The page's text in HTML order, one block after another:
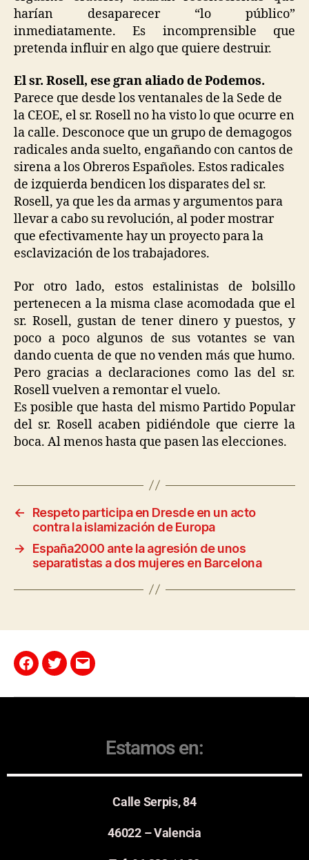
harían desaparecer “lo público”
inmediatamente. Es incomprensible que
pretenda influir en algo que quiere destruir.
El sr. Rosell, ese gran aliado de Podemos.
Parece que desde los ventanales de la Sede de
la CEOE, el sr. Rosell no ha visto lo que ocurre en
la calle. Desconoce que un grupo de demagogos
radicales anda suelto, engañando con cantos de
sirena a los Obreros Españoles. Estos radicales
de izquierda bendicen los disparates del sr.
Rosell, ya que les da armas y argumentos para
llevar a cabo su revolución, al poder mostrar
que efectivamente hay un proyecto para la
esclavización de los trabajadores.
Por otro lado, estos estalinistas de bolsillo
pertenecen a la misma clase acomodada que el
sr. Rosell, gustan de tener dinero y puestos, y
poco a poco algunos de sus votantes se van
dando cuenta de que no venden más que humo.
Pero gracias a declaraciones como las del sr.
Rosell vuelven a remontar el vuelo.
Es posible que hasta del mismo Partido Popular
del sr. Rosell acaben pidiéndole que cierre la
boca. Al menos hasta que pasen las elecciones.
←
Respeto participa en Dresde en un acto
contra la islamización de Europa
→
España2000 ante la agresión de unos
separatistas a dos mujeres en Barcelona
Estamos en:
Calle Serpis, 84
46022 – Valencia